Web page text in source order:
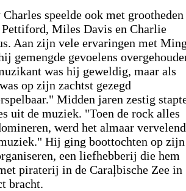
Charles speelde ook met
Pettiford, Miles Davis en Charlie
Aan zijn vele ervaringen met
gemengde gevoelens
was hij geweldig, maar als
op zijn zachtst gezegd
Midden jaren zestig
uit de muziek. "Toen de rock alles
werd het almaar
Hij ging boottochten op zijn
een liefhebberij die hem
piraterij in de Caraļbische Zee in
bracht.